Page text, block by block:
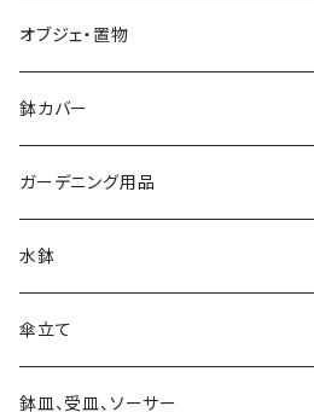
大きさ 中鉢 6号～8号
大きさ 大鉢 9号以上
素材 テラコッタ
素材 セメント・ファイバー
素材 ブリキ
素材 陶器
プランタースタンド・花台
椅子・チェア型
自転車・三輪車型
ガーデンフェンス・柵
ウォールデコ・壁掛け
素材 アイアン・鉄製
素材 ウッド・木製
ピック・トレリス
素材 アイアン・鉄製
素材 ウッド・木製
サインボード・スタンド
ハンギングベル
オブジェ・置物
動物・アニマル
キャラクター
素材 レジン樹脂
素材 セメント
素材 アイアン・鉄製
鉢カバー
大きさ 5号以下
大きさ 6～8号
大きさ 9号以上
かご・バスケットの鉢カバー
ガーデニング用品
ガーデンバスケット ハーベストバスケッ
蚊遣り 蚊取り線香ホルダー
日よけ帽子・グローブ
水鉢
陶器
ガラス
傘立て
鉢皿、受皿、ソーサー